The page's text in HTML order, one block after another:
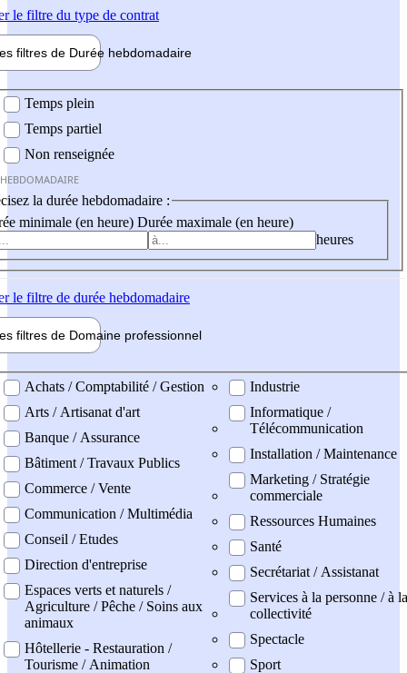
le filtre du type de contrat
filtres de Durée hebdomadaire
Temps plein
Temps partiel
Non renseignée
la durée hebdomadaire :
minimale (en heure) Durée maximale (en heure)
heures
le filtre de durée hebdomadaire
filtres de Domaine professionnel
professionel
Achats / Comptabilité / Gestion
Arts / Artisanat d'art
Banque / Assurance
Bâtiment / Travaux Publics
Commerce / Vente
Communication / Multimédia
Conseil / Etudes
Direction d'entreprise
Espaces verts et naturels /
Agriculture / Pêche / Soins aux
animaux
Hôtellerie - Restauration /
Tourisme / Animation
Industrie
Informatique /
Télécommunication
Installation / Maintenance
Marketing / Stratégie
commerciale
Ressources Humaines
Santé
Secrétariat / Assistanat
Services à la personne / à la
collectivité
Spectacle
Sport